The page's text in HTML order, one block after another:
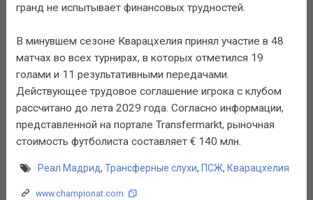
гранд не испытывает финансовых трудностей.
В минувшем сезоне Кварацхелия принял участие в 48
матчах во всех турнирах, в которых отметился 19
голами и 11 результативными передачами.
Действующее трудовое соглашение игрока с клубом
рассчитано до лета 2029 года. Согласно информации,
представленной на портале Transfermarkt, рыночная
стоимость футболиста составляет € 140 млн.
Реал Мадрид, Трансферные слухи, ПСЖ, Кварацхелия
www.championat.com